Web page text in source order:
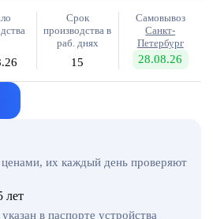
Срок
производства в
раб. днях
15
Самовывоз
Санкт-
Петербург
28.08.26
их каждый день проверяют
лет
в паспорте устройства